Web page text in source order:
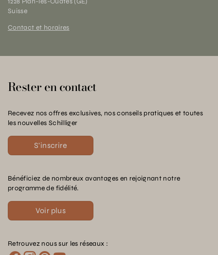
Suisse
Contact et horaires
Rester en contact
Recevez nos offres exclusives, nos conseils pratiques et toutes
les nouvelles Schilliger
S'inscrire
Bénéficiez de nombreux avantages en rejoignant notre
programme de fidélité.
Voir plus
Retrouvez nous sur les réseaux :